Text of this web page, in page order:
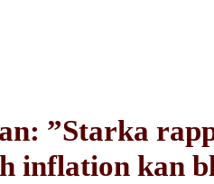
”Starka
inflation kan